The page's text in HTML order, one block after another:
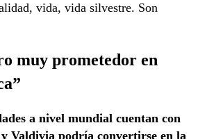
vida, vida silvestre. Son
muy prometedor en
a”
a nivel mundial cuentan con
Valdivia podría convertirse en la